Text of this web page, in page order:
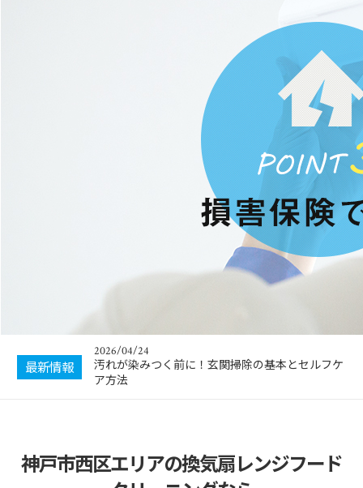
最新情報
プロの掃除が選ばれる理由と家庭掃除の違い解
2026/04/24
汚れが染みつく前に！玄関掃除の基本とセルフケ
ア方法
エアコンクリーニングはいつが最適？おすすめ時
期と理由
神戸市西区エリアの換気扇レンジフード